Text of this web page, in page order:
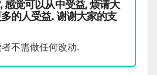
感觉可以从中受益, 烦请大
的人受益. 谢谢大家的支
不需做任何改动.